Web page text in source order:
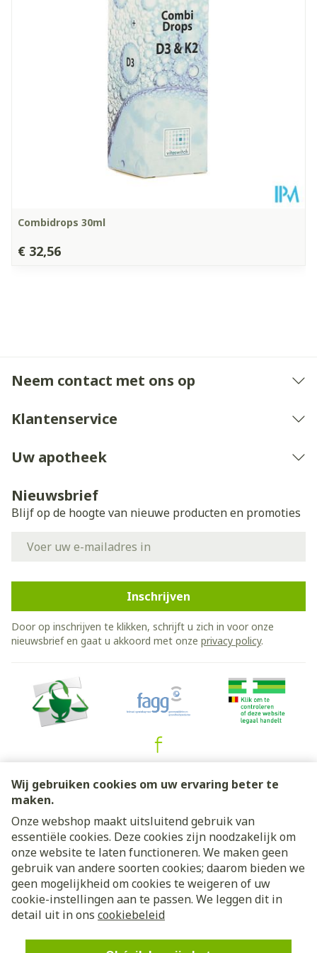
Wij gebruiken cookies om uw ervaring beter te
maken.
Onze webshop maakt uitsluitend gebruik van
essentiële cookies. Deze cookies zijn noodzakelijk om
onze website te laten functioneren. We maken geen
gebruik van andere soorten cookies; daarom bieden we
geen mogelijkheid om cookies te weigeren of uw
cookie-instellingen aan te passen. We leggen dit in
detail uit in ons cookiebeleid
Dieetbeperkingen Bio
Kamertemperatuur (15°C
- 25°C)
Combidrops 30ml
€ 32,56
Neem contact met ons op
Klantenservice
Uw apotheek
Nieuwsbrief
Blijf op de hoogte van nieuwe producten en promoties
Inschrijven
Door op inschrijven te klikken, schrijft u zich in voor onze
nieuwsbrief en gaat u akkoord met onze privacy policy.
Juridische links